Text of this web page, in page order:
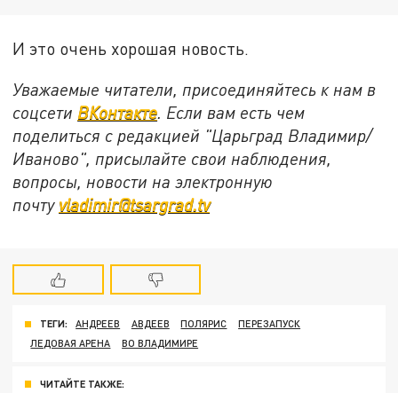
И это очень хорошая новость.
Уважаемые читатели, присоединяйтесь к нам в
соцсети ВКонтакте. Если вам есть чем
поделиться с редакцией "Царьград Владимир/
Иваново", присылайте свои наблюдения,
вопросы, новости на электронную
почту vladimir@tsargrad.tv
ТЕГИ: АНДРЕЕВ АВДЕЕВ ПОЛЯРИС
ПЕРЕЗАПУСК
ЛЕДОВАЯ АРЕНА
ВО ВЛАДИМИРЕ
ЧИТАЙТЕ ТАКЖЕ: